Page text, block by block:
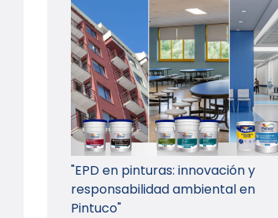
"EPD en pinturas: innovación y
responsabilidad ambiental en
Pintuco"